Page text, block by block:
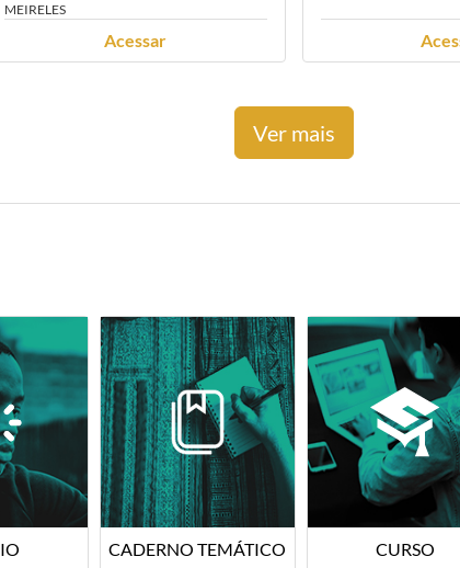
MEIRELES
Acessar
Ver mais
CADERNO TEMÁTICO CURSO